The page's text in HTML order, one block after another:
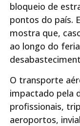
bloqueio de
pontos do país.
mostra que,
ao longo do
O transporte
impactado pela
profissionais,
aeroportos,